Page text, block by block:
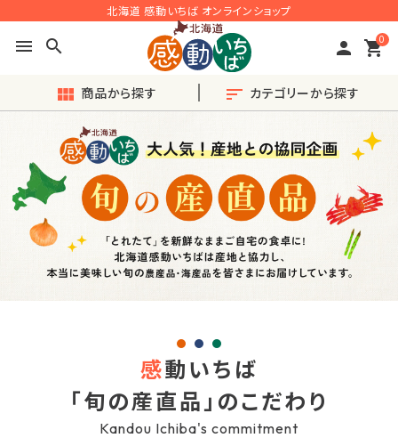
北海道 感動いちば オンラインショップ
menu search person 0
shopping_cart
view_module 商品から探す sort カテゴリーから探す
search
ACCOUNT MENU
ようこそ ゲスト 様
meeting_room person
♪毎月楽しい〈定期便〉
感動いちば
「旬の産直品」のこだわり
Kandou Ichiba's commitment